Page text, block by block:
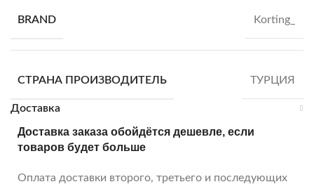
BRAND Korting_
СТРАНА ПРОИЗВОДИТЕЛЬ ТУРЦИЯ
Доставка
Доставка заказа обойдётся дешевле, если
товаров будет больше
Оплата доставки второго, третьего и последующих